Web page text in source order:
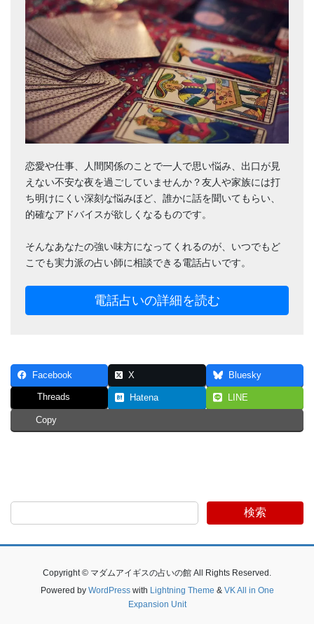
恋愛や仕事、人間関係のことで一人で思い悩み、出口が見
えない不安な夜を過ごしていませんか？友人や家族には打
ち明けにくい深刻な悩みほど、誰かに話を聞いてもらい、
的確なアドバイスが欲しくなるものです。
そんなあなたの強い味方になってくれるのが、いつでもど
こでも実力派の占い師に相談できる電話占いです。
電話占いの詳細を読む
Facebook X Bluesky
Threads Hatena LINE
Copy
検索
Copyright © マダムアイギスの占いの館 All Rights Reserved.
Powered by WordPresswith Lightning Theme & VK All in One
Expansion Unit